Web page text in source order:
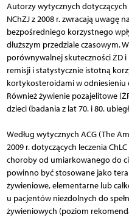
Autorzy wytycznych dotyczących
NChZJ z 2008 r. zwracają uwagę
bezpośredniego korzystnego
dłuższym przedziale czasowym.
porównywalnej skuteczności ŻD
remisji i statystycznie istotną
kortykosteroidami w odniesieniu
Również żywienie pozajelitowe
dzieci (badania z lat 70. i 80.
Według wytycznych ACG (The
2009 r. dotyczących leczenia
choroby od umiarkowanego do
powinno być stosowane jako
żywieniowe, elementarne lub
u pacjentów niezdolnych do
żywieniowych (poziom